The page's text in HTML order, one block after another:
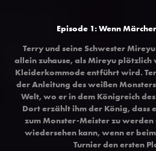
Episode 1: Wenn
Terry und seine Schwester
allein zuhause, als Mireyu plötzlich
Kleiderkommode entführt wird.
der Anleitung des weißen
Welt, wo er in dem Königreich
Dort erzählt ihm der König, dass
zum Monster-Meister zu werden
wiedersehen kann, wenn er
Turnier den ersten